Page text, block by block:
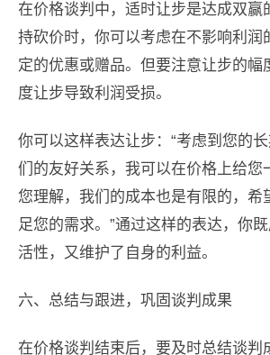
在价格谈判中，适时让步是达成双赢
持砍价时，你可以考虑在不影响利润
定的优惠或赠品。但要注意让步的幅
度让步导致利润受损。
你可以这样表达让步：“考虑到您的
们的友好关系，我可以在价格上给您
您理解，我们的成本也是有限的，希
足您的需求。”通过这样的表达，你
活性，又维护了自身的利益。
六、总结与跟进，巩固谈判成果
在价格谈判结束后，要及时总结谈判